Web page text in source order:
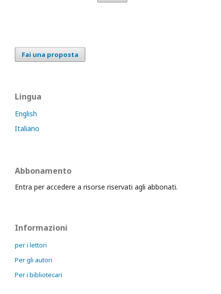
Fai una proposta
Lingua
English
Italiano
Abbonamento
Entra per accedere a risorse riservati agli abbonati.
Informazioni
per i lettori
Per gli autori
Per i bibliotecari